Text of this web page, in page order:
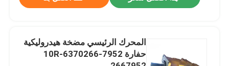
قطع غيار حفارة
المحرك الرئيسي مضخة هيدروليكية
حفارة 10R-6370266-7952